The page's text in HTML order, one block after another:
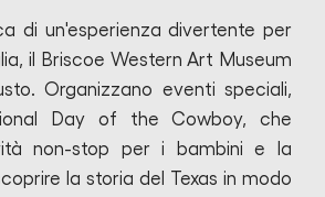
di un'esperienza divertente per
il Briscoe Western Art Museum
Organizzano eventi speciali,
Day of the Cowboy, che
non-stop per i bambini e la
la storia del Texas in modo